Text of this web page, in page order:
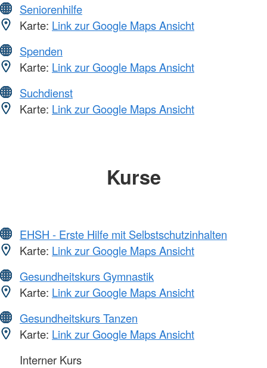
Seniorenhilfe
Karte: Link zur Google Maps Ansicht
Spenden
Karte: Link zur Google Maps Ansicht
Suchdienst
Karte: Link zur Google Maps Ansicht
Kurse
EHSH - Erste Hilfe mit Selbstschutzinhalten
Karte: Link zur Google Maps Ansicht
Gesundheitskurs Gymnastik
Karte: Link zur Google Maps Ansicht
Gesundheitskurs Tanzen
Karte: Link zur Google Maps Ansicht
Interner Kurs